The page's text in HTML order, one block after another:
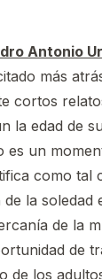
Antonio
más
cortos
la edad de
es un
como tal
la soledad
de la
de
de los